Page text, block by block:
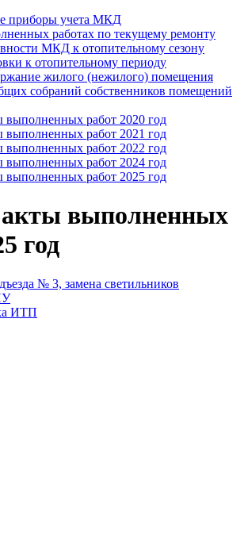
приборы учета МКД
работах по текущему ремонту
МКД к отопительному сезону
к отопительному периоду
жилого (нежилого) помещения
собраний собственников помещений
работ 2020 год
работ 2021 год
работ 2022 год
работ 2024 год
работ 2025 год
выполненных
год
№ 3, замена светильников
ИТП